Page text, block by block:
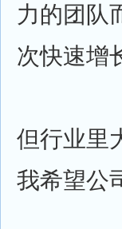
力的团队
次快速增
但行业里
我希望公